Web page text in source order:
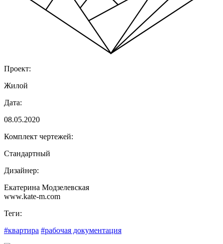
Проект:
Жилой
Дата:
08.05.2020
Комплект чертежей:
Стандартный
Дизайнер:
Екатерина Модзелевская
www.kate-m.com
Теги:
#квартира #рабочая документация